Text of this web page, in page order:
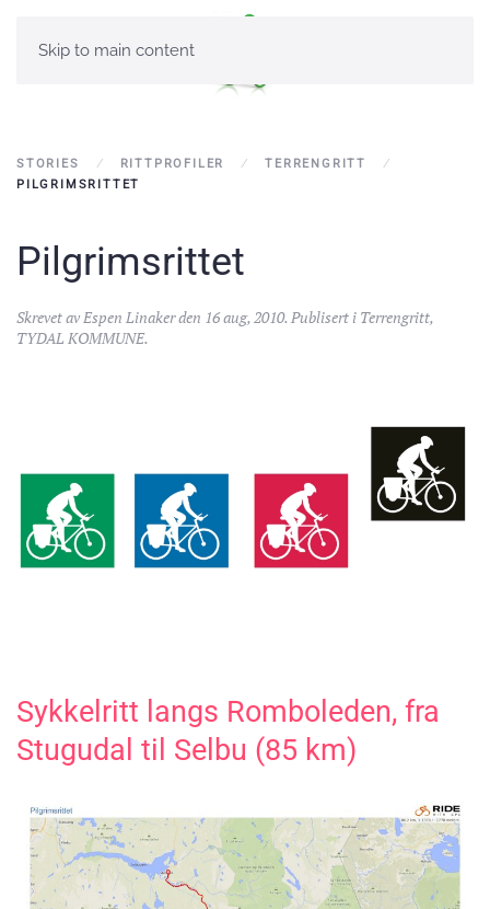
Skip to main content
STORIES RITTPROFILER
TERRENGRITT
PILGRIMSRITTET
Pilgrimsrittet
Skrevet avEspen Linakerden 16 aug, 2010. Publisert i Terrengritt,
TYDAL KOMMUNE.
Sykkelritt langs Romboleden, fra
Stugudal til Selbu (85 km)